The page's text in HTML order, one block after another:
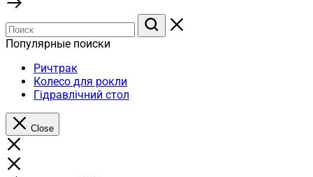
Популярные поиски
Ричтрак
Колесо для рокли
Гідравлічний стол
Close